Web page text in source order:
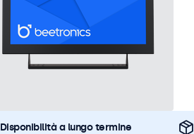
Disponibilità a lungo termine